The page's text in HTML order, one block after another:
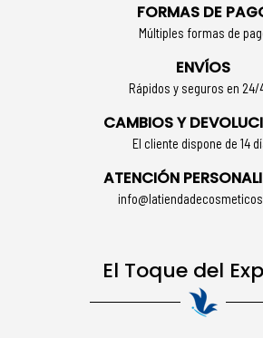
FORMAS DE
Múltiples formas de
ENVÍOS
Rápidos y seguros en 24/
CAMBIOS Y
El cliente dispone de 14
ATENCIÓN
El Toque del